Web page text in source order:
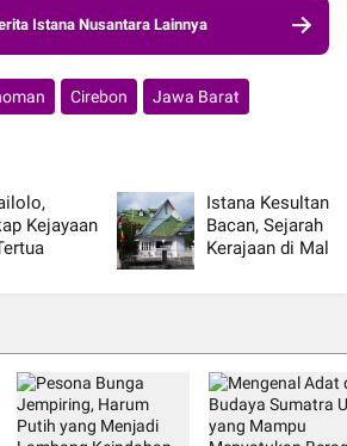
Istana Nusantara Lainnya
Cirebon Jawa Barat
Kejayaan
Istana Kesultanan
Bacan, Sejarah
Kerajaan di